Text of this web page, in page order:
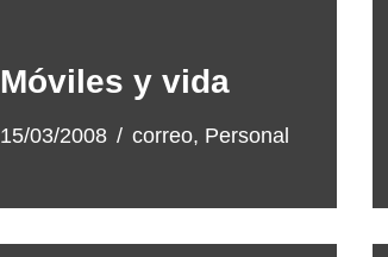
Móviles y vida
15/03/2008 correo, Personal